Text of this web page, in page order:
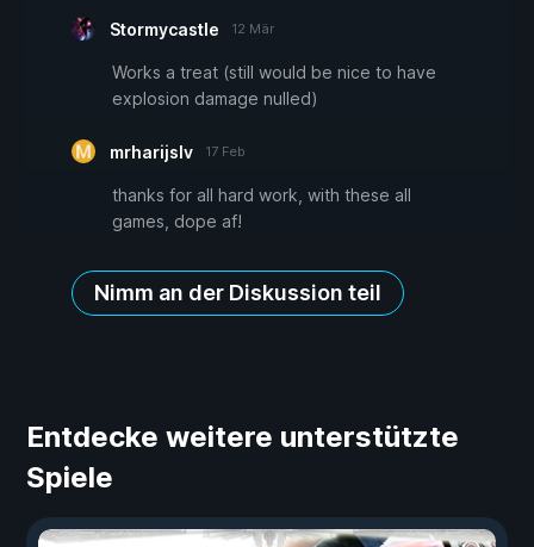
Stormycastle 12 Mär
Works a treat (still would be nice to have
explosion damage nulled)
mrharijslv 17 Feb
thanks for all hard work, with these all
games, dope af!
Nimm an der Diskussion teil
Entdecke weitere unterstützte
Spiele